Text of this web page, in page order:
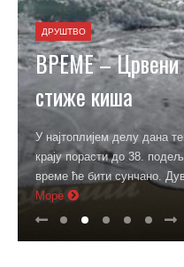
ДРУШТВО
ВРЕМЕ – Црвени
стиже киша
У најтоплијем делу дана
крају порасти до 38.
време ће бити сунчано.
Море